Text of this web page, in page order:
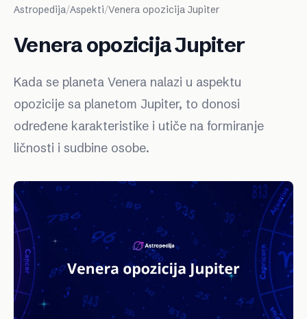
Astropedija/Aspekti/Venera opozicija Jupiter
Venera opozicija Jupiter
Kada se planeta Venera nalazi u aspektu
opozicije sa planetom Jupiter, to donosi
određene karakteristike i utiče na formiranje
ličnosti i sudbine osobe.